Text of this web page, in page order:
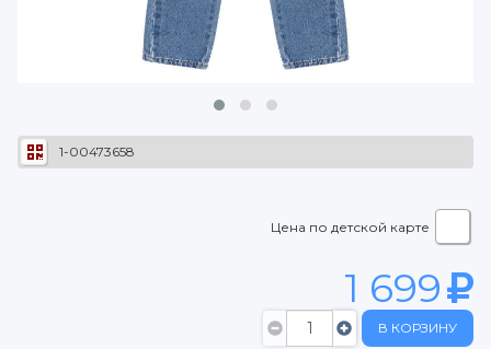
1-00473658
Цена по детской карте
1 699
В КОРЗИНУ